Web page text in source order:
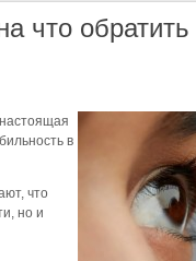
что
в
что
но и